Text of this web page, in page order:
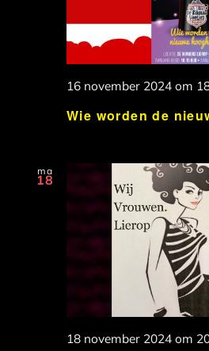
Wie worden de
16 november 2024 om
ma
18
18 november 2024 om